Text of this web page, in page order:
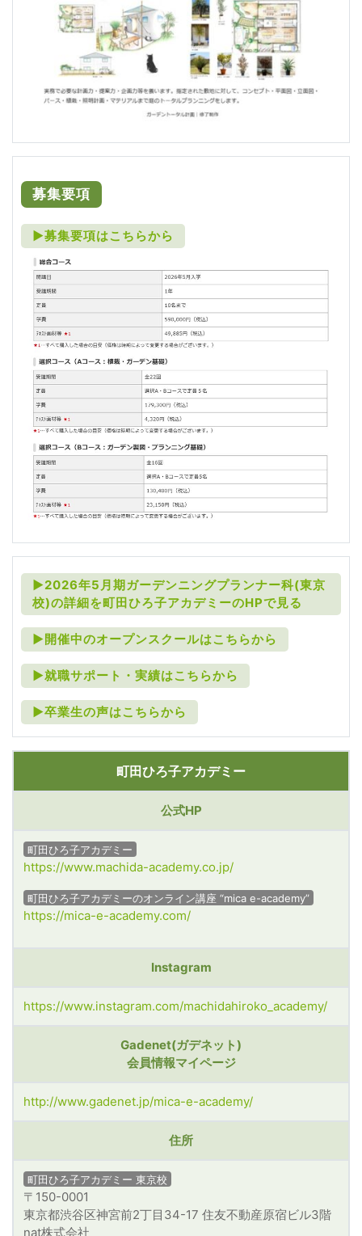
募集要項
►募集要項はこちらから
►2026年5月期ガーデンニングプランナー科(東京
校)の詳細を町田ひろ子アカデミーのHPで見る
►開催中のオープンスクールはこちらから
►就職サポート・実績はこちらから
►卒業生の声はこちらから
町田ひろ子アカデミー
公式HP
町田ひろ子アカデミー
https://www.machida-academy.co.jp/
町田ひろ子アカデミーのオンライン講座 “mica e-academy”
https://mica-e-academy.com/
Instagram
https://www.instagram.com/machidahiroko_academy/
Gadenet(ガデネット)
会員情報マイページ
http://www.gadenet.jp/mica-e-academy/
住所
町田ひろ子アカデミー 東京校
〒150-0001
東京都渋谷区神宮前2丁目34-17 住友不動産原宿ビル3階
nat株式会社